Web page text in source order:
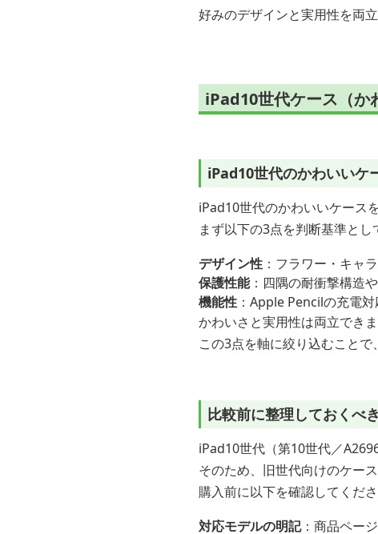
好みのデザインと実用性を両
iPad10世代ケース（か
iPad10世代のかわいいケ
iPad10世代のかわいいケース
まず以下の3点を判断基準とし
デザイン性 ：フラワー・キャ
保護性能：四隅の耐衝撃構造
機能性 ：Apple Pencilの充電
かわいさと実用性は両立できま
この3点を軸に絞り込むことで
比較前に整理しておくべ
iPad10世代（第10世代／
そのため、旧世代向けのケー
購入前に以下を確認してくださ
対応モデルの明記：商品ペー